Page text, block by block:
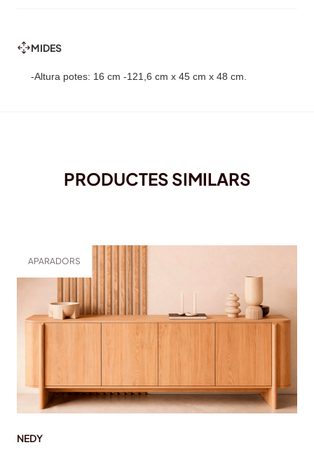
MIDES
-Altura potes: 16 cm -121,6 cm x 45 cm x 48 cm.
PRODUCTES SIMILARS
NEDY
APARADORS